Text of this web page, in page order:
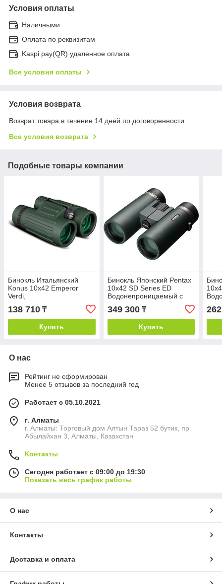
Условия оплаты
Наличными
Оплата по реквизитам
Kaspi pay(QR) удаленное оплата
Все условия оплаты
Условия возврата
Возврат товара в течение 14 дней по договоренности
Все условия возврата
Подобные товары компании
Бинокль Итальянский
Konus 10x42 Emperor
Verdi,
водонепроницаемый, с
крышей призмой, угол
обзора 6.0 градусов
138 710 ₸
Купить
Бинокль Японский Pentax
10x42 SD Series ED
Водонепроницаемый с
Крышей Призма и Углом
Обзора 6.2 Градуса
349 300₸
Купить
О нас
Рейтинг не сформирован
Менее 5 отзывов за последний год
Работает с 05.10.2021
г. Алматы
г. Алматы: Торговый дом Алтын Тараз 52 бутик, пр.
Абылайхан 3, Алматы, Казахстан
Контакты
Сегодня работает с 09:00 до 19:30
Показать весь график работы
О нас
Контакты
Доставка и оплата